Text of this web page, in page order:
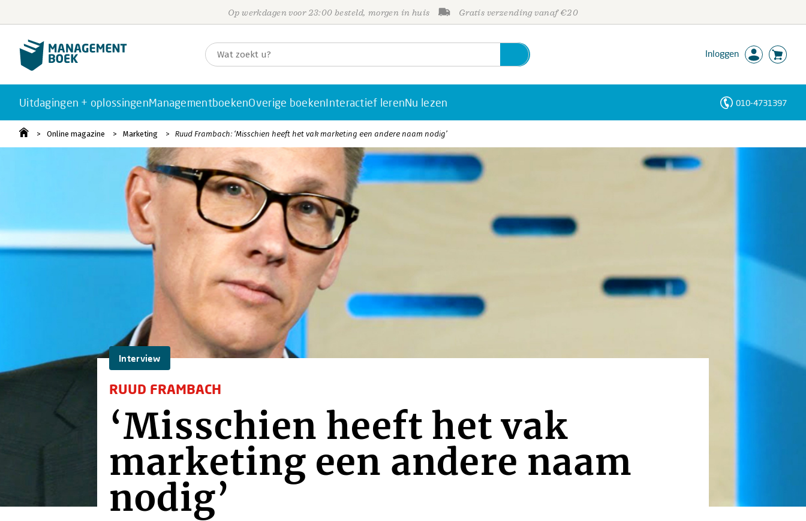
Op werkdagen voor 23:00 besteld, morgen in huis Gratis verzending vanaf €20
Inloggen
Uitdagingen + oplossingenManagementboekenOverige boekenInteractief lerenNu lezen 010-4731397
Online magazine Marketing Ruud Frambach: ‘Misschien heeft het vak marketing een andere naam nodig’
Interview
RUUD FRAMBACH
‘Misschien heeft het vak
marketing een andere naam
nodig’
Personen